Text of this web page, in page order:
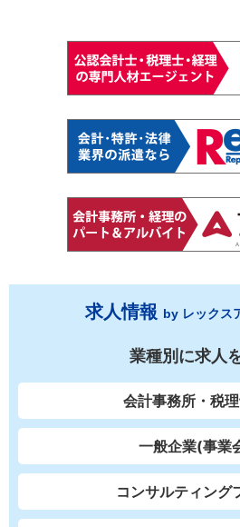
求人情報 by レックス
業種別に求人
会計事務所・税
一般企業(事業
コンサルティング